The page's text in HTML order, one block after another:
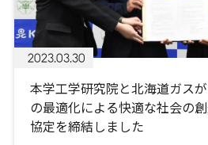
2023.03.30
本学工学研究院と北海道ガス
の最適化による快適な社会の
協定を締結しました